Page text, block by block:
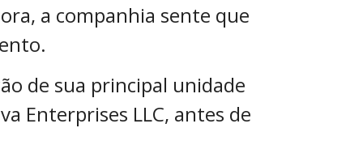
a companhia sente que
de sua principal unidade
Enterprises LLC, antes de